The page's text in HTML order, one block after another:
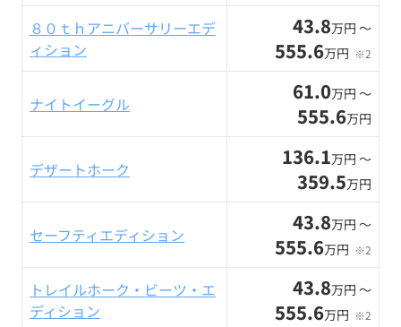
８０ｔｈアニバーサリーエデ
ィション
43.8万円 〜
555.6万円 ※2
ナイトイーグル 61.0万円 〜
555.6万円
デザートホーク 136.1万円 〜
359.5万円
セーフティエディション 43.8万円 〜
555.6万円 ※2
トレイルホーク・ビーツ・エ
ディション
43.8万円 〜
555.6万円 ※2